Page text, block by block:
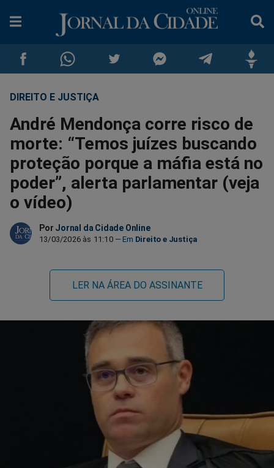
Compartilhar
no
Facebook
Compartilhar
no
Whatsapp
Compartilhar
no
Twitter
no
Messenger
no
Telegram
no
Gettr
DIREITO E JUSTIÇA
André Mendonça corre risco de
morte: “Temos juízes buscando
proteção porque a máfia está no
poder”, alerta parlamentar (veja
o vídeo)
Por Jornal da Cidade Online
13/03/2026 às 11:10 Direito e Justiça
LER NA ÁREA DO ASSINANTE